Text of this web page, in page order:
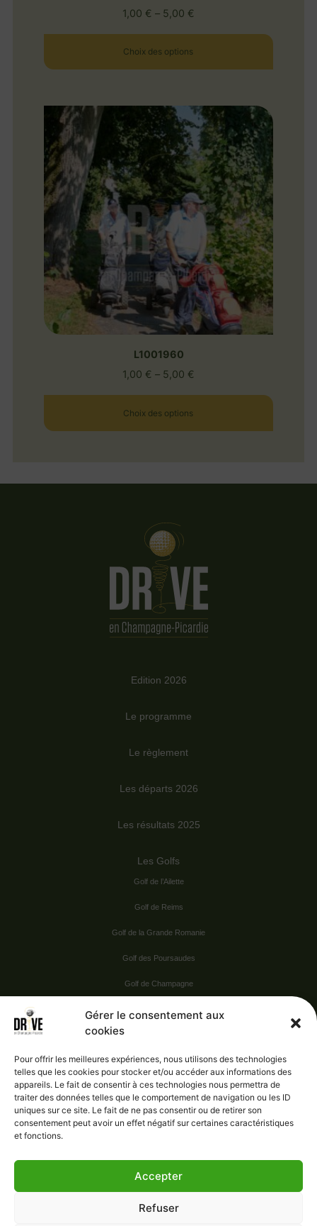
Gérer le consentement aux
cookies
Pour offrir les meilleures expériences, nous utilisons des technologies
telles que les cookies pour stocker et/ou accéder aux informations des
appareils. Le fait de consentir à ces technologies nous permettra de
traiter des données telles que le comportement de navigation ou les ID
uniques sur ce site. Le fait de ne pas consentir ou de retirer son
consentement peut avoir un effet négatif sur certaines caractéristiques
et fonctions.
Accepter
Refuser
1,00 € – 5,00 €
Choix des options
L1001960
1,00 € – 5,00 €
Choix des options
Edition 2026
Le programme
Le règlement
Les départs 2026
Les résultats 2025
Les Golfs
Golf de l’Ailette
Golf de Reims
Golf de la Grande Romanie
Golf des Poursaudes
Golf de Champagne
Vie pratique
Nous contacter
Administration